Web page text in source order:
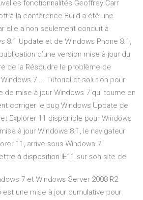
fonctionnalités Geoffrey Carr
à la conférence Build a été une
elle a non seulement conduit à
8.1 Update et de Windows Phone 8.1,
d’une version mise à jour du
de la Résoudre le problème de
7 ... Tutoriel et solution pour
de mise à jour Windows 7 qui tourne en
corriger le bug Windows Update de
Explorer 11 disponible pour Windows
à jour Windows 8.1, le navigateur
11, arrive sous Windows 7.
à disposition IE11 sur son site de
7 et Windows Server 2008 R2
est une mise à jour cumulative pour